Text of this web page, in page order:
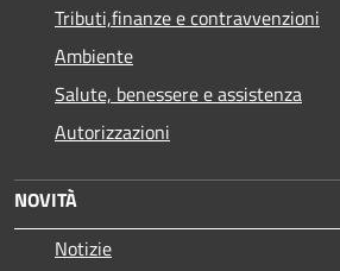
Tributi,finanze e contravvenzioni
Ambiente
Salute, benessere e assistenza
Autorizzazioni
NOVITÀ
Notizie